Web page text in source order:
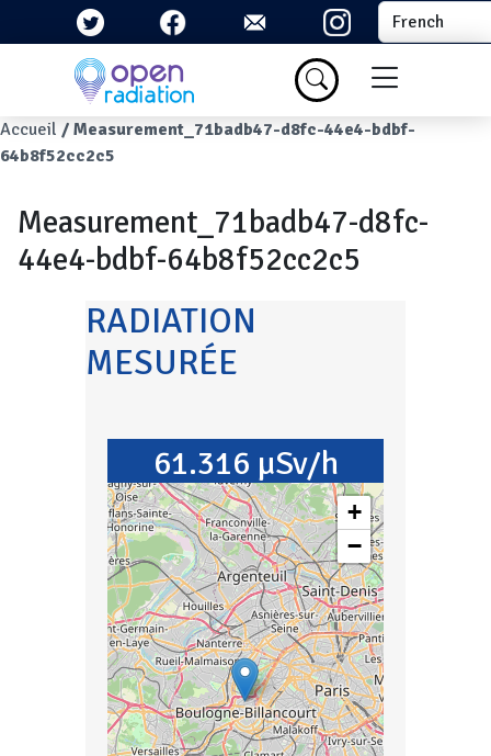
Aller au contenu principal Select your
Menu du
Fil d'Ariane
Accueil
Measurement_71badb47-d8fc-44e4-bdbf-
64b8f52cc2c5
Measurement_71badb47-d8fc-
44e4-bdbf-64b8f52cc2c5
RADIATION
MESURÉE
61.316 µSv/h
+
−